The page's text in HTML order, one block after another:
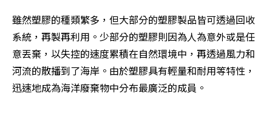
雖然塑膠的種類繁多，但大部分的塑膠製品皆可透過回收
系統，再製再利用。少部分的塑膠則因為人為意外或是任
意丟棄，以失控的速度累積在自然環境中，再透過風力和
河流的散播到了海岸。由於塑膠具有輕量和耐用等特性，
迅速地成為海洋廢棄物中分布最廣泛的成員。